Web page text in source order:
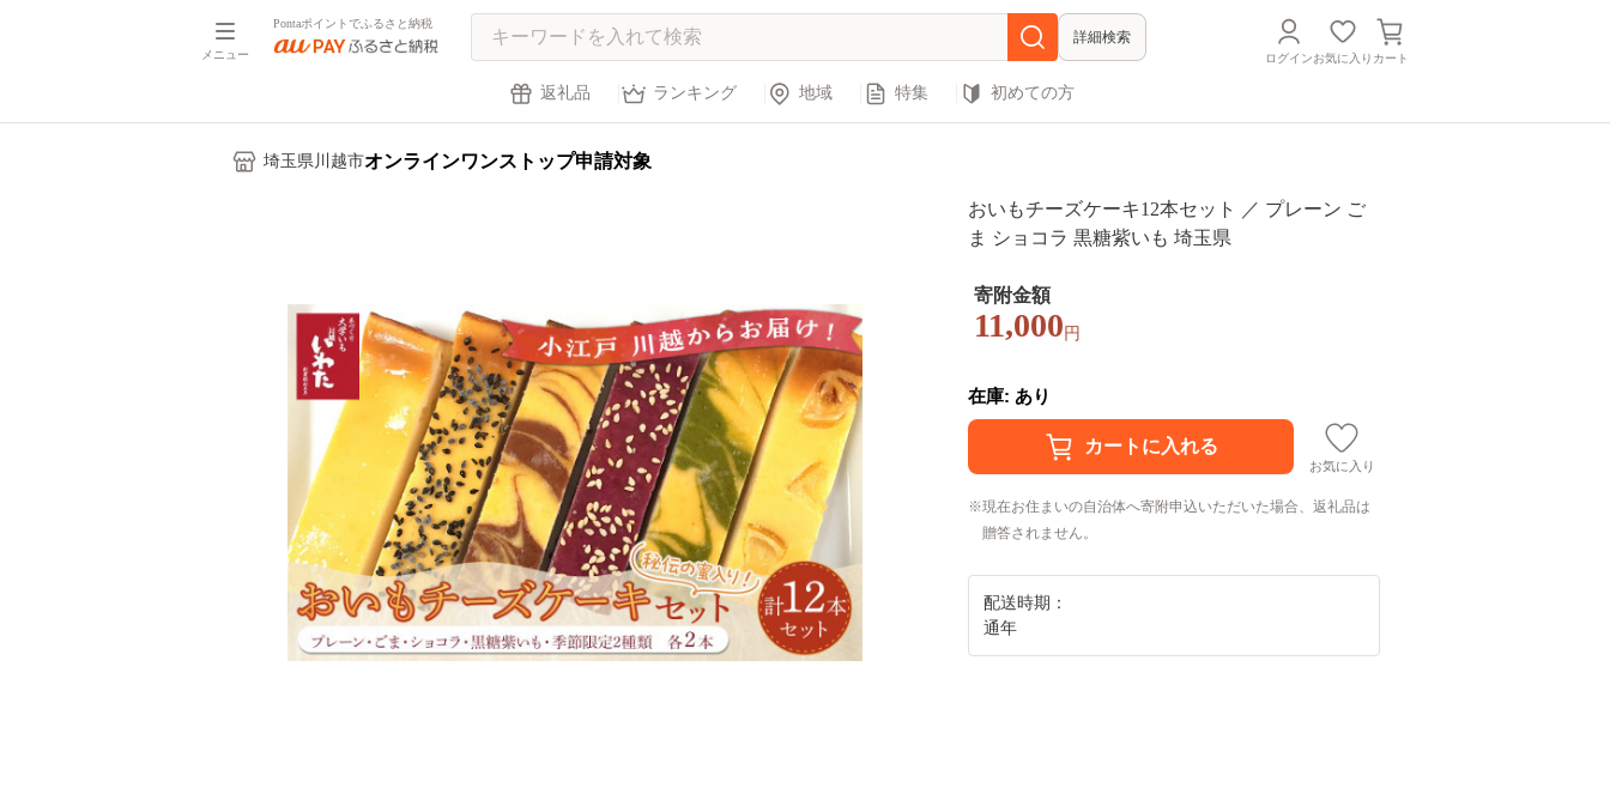
メニュー
Pontaポイントでふるさと納税
詳細検索
ログインお気に入り カート
返礼品 ランキング 地域 特集 初めての方
埼玉県川越市オンラインワンストップ申請対象
おいもチーズケーキ12本セット ／ プレーン ご
ま ショコラ 黒糖紫いも 埼玉県
寄附金額
11,000 円
在庫: あり
お気に入り
現在お住まいの自治体へ寄附申込いただいた場合、返礼品は
贈答されません。
配送時期：
通年